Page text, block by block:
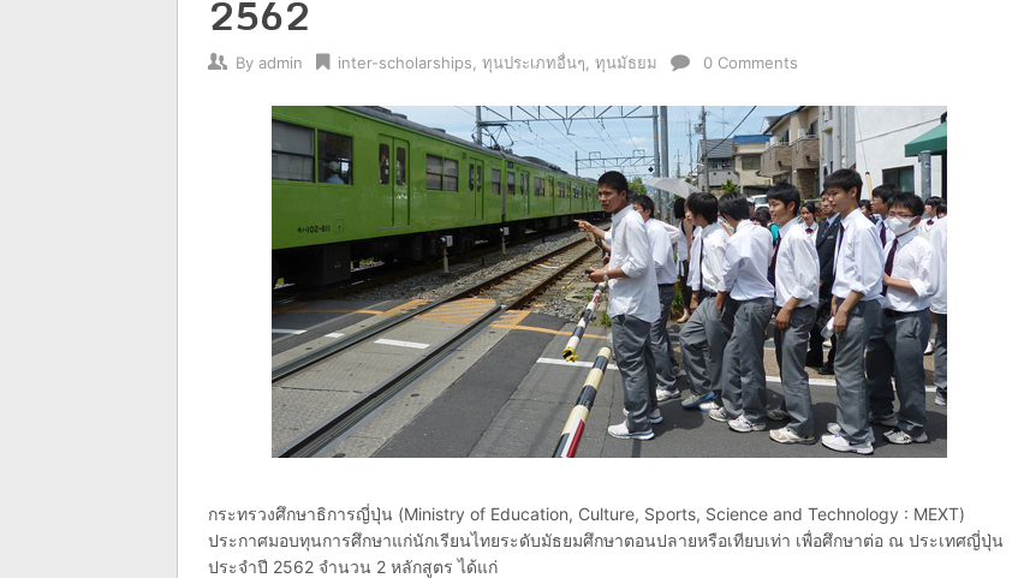
2562
By admin inter-scholarships ทุนประเภทอื่นๆ ทุนมัธยม 0 Comments
กระทรวงศึกษาธิการญี่ปุ่น (Ministry of Education, Culture, Sports, Science and Technology : MEXT)
ประกาศมอบทุนการศึกษาแก่นักเรียนไทยระดับมัธยมศึกษาตอนปลายหรือเทียบเท่า เพื่อศึกษาต่อ ณ ประเทศญี่ปุ่น
ประจำปี 2562 จำนวน 2 หลักสูตร ได้แก่